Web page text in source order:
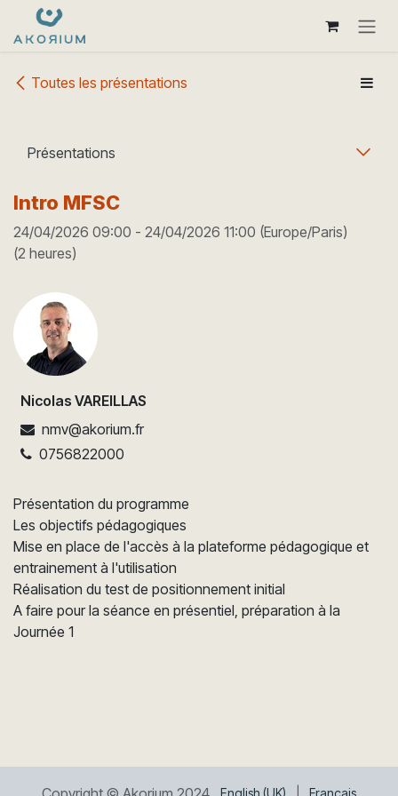
Se rendre au contenu
Toutes les présentations
Présentations
Intro MFSC
24/04/2026 09:00 - 24/04/2026 11:00 (Europe/Paris)
(2 heures)
Nicolas VAREILLAS
nmv@akorium.fr
0756822000
Présentation du programme
Les objectifs pédagogiques
Mise en place de l'accès à la plateforme pédagogique et
entrainement à l'utilisation
Réalisation du test de positionnement initial
A faire pour la séance en présentiel, préparation à la
Journée 1
English (UK) Français